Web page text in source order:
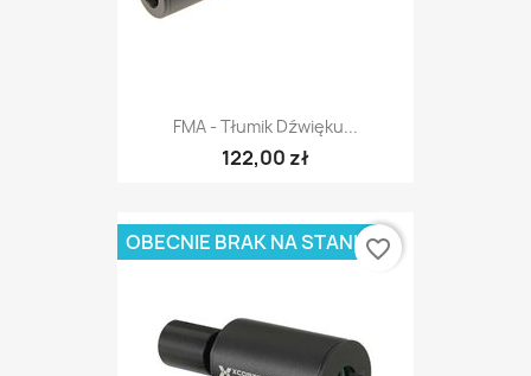
FMA - Tłumik Dźwięku...
122,00 zł
OBECNIE BRAK NA STANIEfavorite_border